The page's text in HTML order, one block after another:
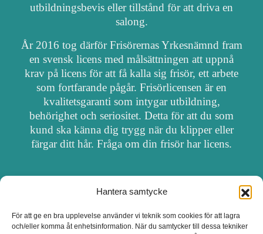
Hantera samtycke
För att ge en bra upplevelse använder vi teknik som cookies för att lagra
och/eller komma åt enhetsinformation. När du samtycker till dessa tekniker
utbildningsbevis eller tillstånd för att driva en
salong.
År 2016 tog därför Frisörernas Yrkesnämnd fram
en svensk licens med målsättningen att uppnå
krav på licens för att få kalla sig frisör, ett arbete
som fortfarande pågår. Frisörlicensen är en
kvalitetsgaranti som intygar utbildning,
behörighet och seriositet. Detta för att du som
kund ska känna dig trygg när du klipper eller
färgar ditt hår. Fråga om din frisör har licens.
OM FRISÖRSÖK
UPPDATERA SALONG